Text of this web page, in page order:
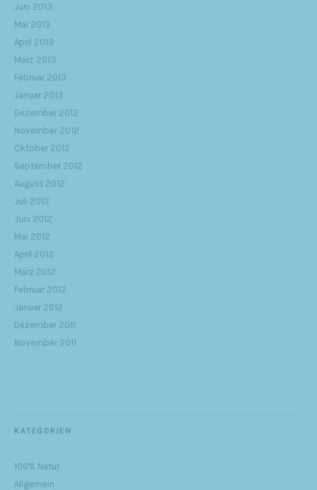
Juni 2013
Mai 2013
April 2013
März 2013
Februar 2013
Januar 2013
Dezember 2012
November 2012
Oktober 2012
September 2012
August 2012
Juli 2012
Juni 2012
Mai 2012
April 2012
März 2012
Februar 2012
Januar 2012
Dezember 2011
November 2011
KATEGORIEN
100% Natur
Allgemein